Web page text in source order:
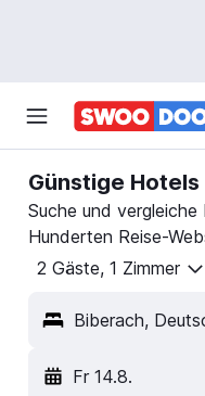
Günstige
Suche und
Hunderten Reise-
2 Gäste, 1 Zimmer
Biberach,
Fr 14.8.